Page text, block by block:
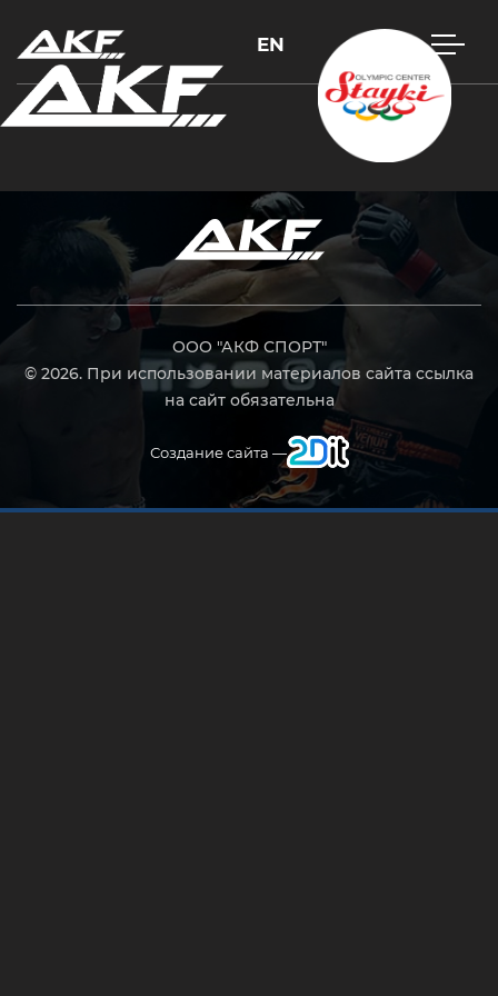
EN
ООО "АКФ СПОРТ"
© 2026. При использовании материалов сайта ссылка
на сайт обязательна
Создание сайта —
Нажмите Enter для поиска или Esc, чтобы закрыть